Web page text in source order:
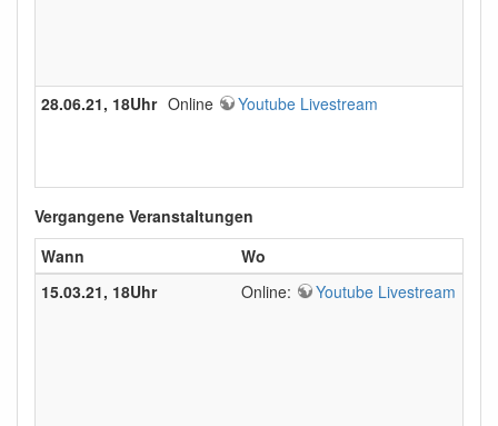
28.06.21, 18Uhr Online Youtube Livestream
Vergangene Veranstaltungen
Wann
Wo
15.03.21, 18Uhr
Online: Youtube Livestream